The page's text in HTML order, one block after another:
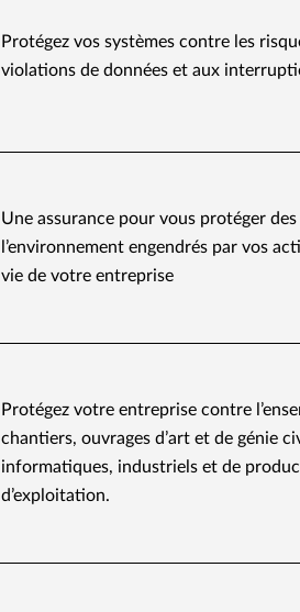
Protégez vos systèmes contre les
violations de données et aux
Une assurance pour vous protéger
l’environnement engendrés par vos
vie de votre entreprise
Protégez votre entreprise contre
chantiers, ouvrages d’art et de génie
informatiques, industriels et de
d’exploitation.